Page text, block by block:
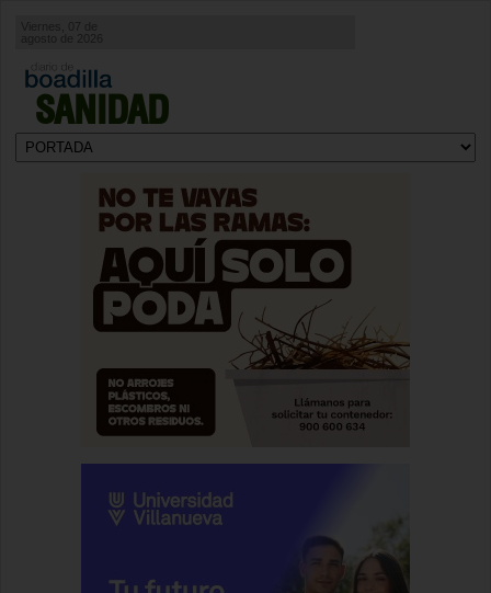
SANIDAD
agosto de 2026